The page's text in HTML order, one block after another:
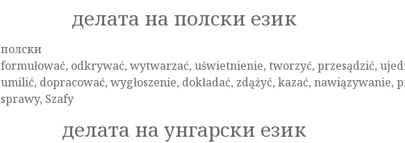
делата на полски език
полски
formułować, odkrywać, wytwarzać, uświetnienie, tworzyć, przesądzić,
umilić, dopracować, wygłoszenie, dokładać, zdążyć, kazać, nawiązywanie,
sprawy, Szafy
делата на унгарски език